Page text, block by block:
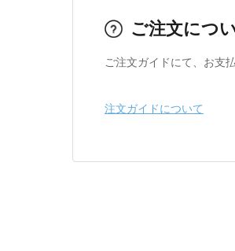
ご注文につ
ご注文ガイドにて、お支
注文ガイドについて